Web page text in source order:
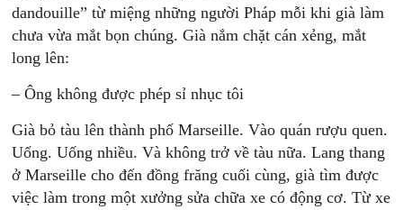
dandouille” từ miệng những người Pháp mỗi khi già làm
chưa vừa mắt bọn chúng. Già nắm chặt cán xẻng, mắt
long lên:
– Ông không được phép sỉ nhục tôi
Già bỏ tàu lên thành phố Marseille. Vào quán rượu quen.
Uống. Uống nhiều. Và không trở về tàu nữa. Lang thang
ở Marseille cho đến đồng frăng cuối cùng, già tìm được
việc làm trong một xưởng sửa chữa xe có động cơ. Từ xe